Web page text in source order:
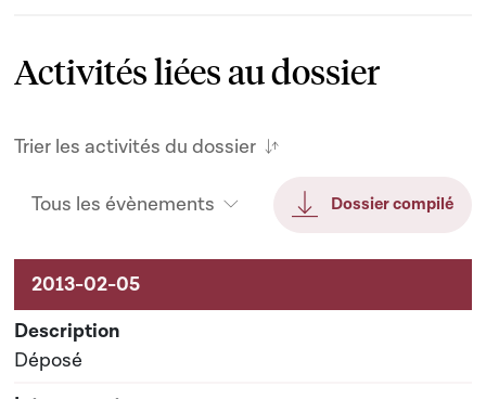
Activités liées au dossier
Trier les activités du dossier
Tous les évènements Dossier compilé
Activités liées au dossier
Déposé